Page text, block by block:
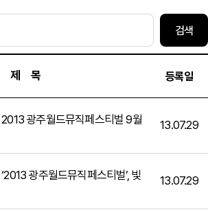
제 목 등록일
광주월드뮤직페스티벌 9월
13.07.29
광주월드뮤직페스티벌’, 빛
13.07.29
검색